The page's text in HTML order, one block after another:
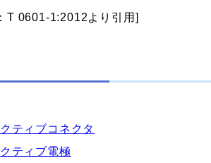
T 0601-1:2012より引用]
ティブコネクタ
ティブ電極